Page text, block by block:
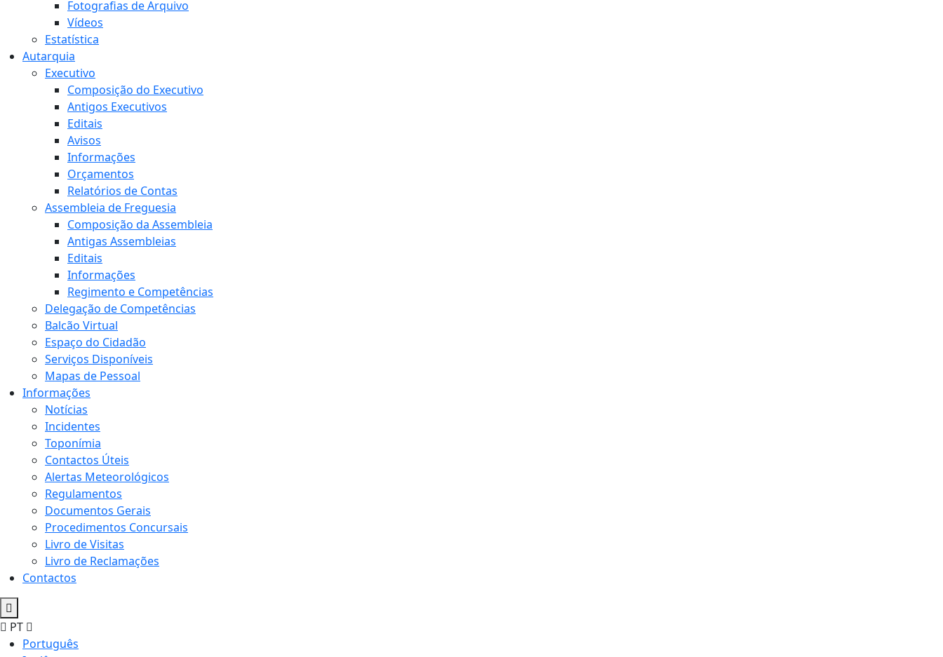
Fotografias de Arquivo
Vídeos
Estatística
Autarquia
Executivo
Composição do Executivo
Antigos Executivos
Editais
Avisos
Informações
Orçamentos
Relatórios de Contas
Assembleia de Freguesia
Composição da Assembleia
Antigas Assembleias
Editais
Informações
Regimento e Competências
Delegação de Competências
Balcão Virtual
Espaço do Cidadão
Serviços Disponíveis
Mapas de Pessoal
Informações
Notícias
Incidentes
Toponímia
Contactos Úteis
Alertas Meteorológicos
Regulamentos
Documentos Gerais
Procedimentos Concursais
Livro de Visitas
Livro de Reclamações
Contactos
PT
Português